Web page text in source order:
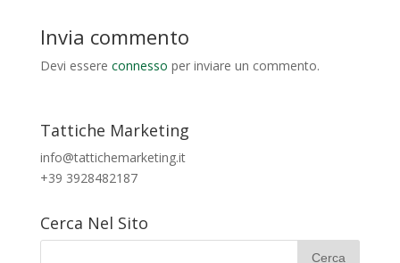
Invia commento
Devi essere connesso per inviare un commento.
Tattiche Marketing
info@tattichemarketing.it
+39 3928482187
Cerca Nel Sito